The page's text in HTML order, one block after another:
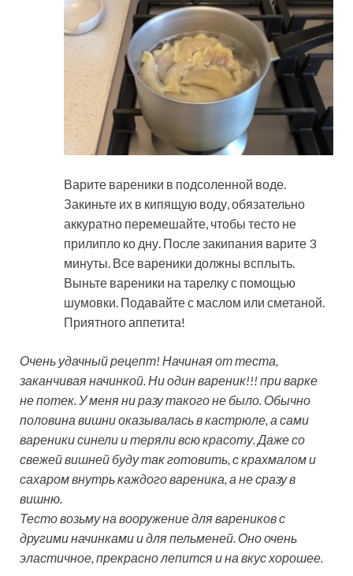
Варите вареники в подсоленной воде.
Закиньте их в кипящую воду, обязательно
аккуратно перемешайте, чтобы тесто не
прилипло ко дну. После закипания варите 3
минуты. Все вареники должны всплыть.
Выньте вареники на тарелку с помощью
шумовки. Подавайте с маслом или сметаной.
Приятного аппетита!
Очень удачный рецепт! Начиная от теста,
заканчивая начинкой. Ни один вареник!!! при варке
не потек. У меня ни разу такого не было. Обычно
половина вишни оказывалась в кастрюле, а сами
вареники синели и теряли всю красоту. Даже со
свежей вишней буду так готовить, с крахмалом и
сахаром внутрь каждого вареника, а не сразу в
вишню.
Тесто возьму на вооружение для вареников с
другими начинками и для пельменей. Оно очень
эластичное, прекрасно лепится и на вкус хорошее.